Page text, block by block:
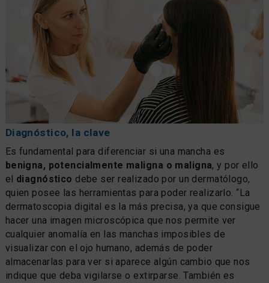
Diagnóstico, la clave
Es fundamental para diferenciar si una mancha es
benigna, potencialmente maligna o maligna, y por ello
el diagnóstico debe ser realizado por un dermatólogo,
quien posee las herramientas para poder realizarlo. “La
dermatoscopia digital es la más precisa, ya que consigue
hacer una imagen microscópica que nos permite ver
cualquier anomalía en las manchas imposibles de
visualizar con el ojo humano, además de poder
almacenarlas para ver si aparece algún cambio que nos
indique que deba vigilarse o extirparse. También es